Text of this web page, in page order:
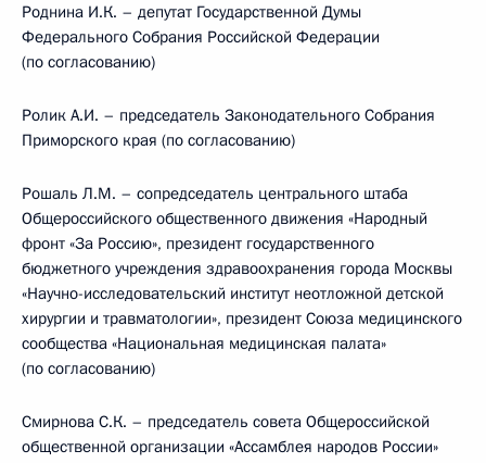
Роднина И.К. – депутат Государственной Думы
Федерального Собрания Российской Федерации
(по согласованию)
Ролик А.И. – председатель Законодательного Собрания
Приморского края (по согласованию)
Рошаль Л.М. – сопредседатель центрального штаба
Общероссийского общественного движения «Народный
фронт «За Россию», президент государственного
бюджетного учреждения здравоохранения города Москвы
«Научно-исследовательский институт неотложной детской
хирургии и травматологии», президент Союза медицинского
сообщества «Национальная медицинская палата»
(по согласованию)
Смирнова С.К. – председатель совета Общероссийской
общественной организации «Ассамблея народов России»